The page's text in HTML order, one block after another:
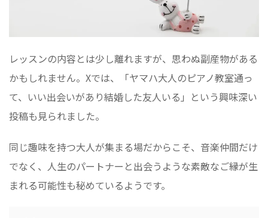
レッスンの内容とは少し離れますが、思わぬ副産物がある
かもしれません。Xでは、「ヤマハ大人のピアノ教室通っ
て、いい出会いがあり結婚した友人いる」という興味深い
投稿も見られました。
同じ趣味を持つ大人が集まる場だからこそ、音楽仲間だけ
でなく、人生のパートナーと出会うような素敵なご縁が生
まれる可能性も秘めているようです。